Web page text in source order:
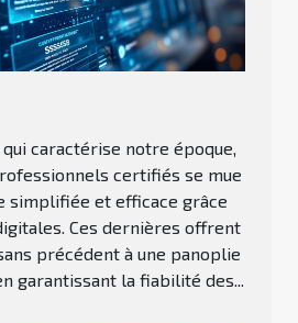
caractérise notre époque,
certifiés se mue
simplifiée et efficace grâce
Ces dernières offrent
précédent à une panoplie
garantissant la fiabilité des...